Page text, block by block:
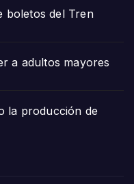
boletos del Tren
a adultos mayores
la producción de